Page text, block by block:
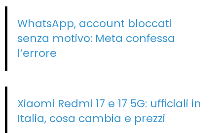
WhatsApp, account bloccati
senza motivo: Meta confessa
l’errore
Xiaomi Redmi 17 e 17 5G: ufficiali in
Italia, cosa cambia e prezzi